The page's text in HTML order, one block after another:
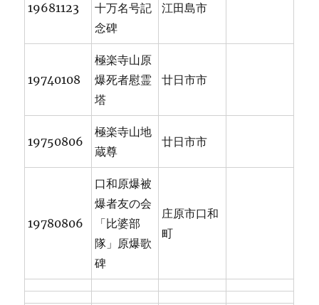
19681123
十万名号記
念碑
江田島市
19740108
極楽寺山原
爆死者慰霊
塔
廿日市市
19750806
極楽寺山地
蔵尊
廿日市市
19780806
口和原爆被
爆者友の会
「比婆部
隊」原爆歌
碑
庄原市口和
町